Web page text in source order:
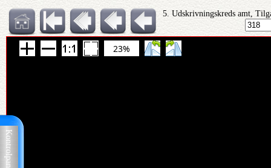
Kontrolpanel
5. Udskrivningskreds amt,
23%